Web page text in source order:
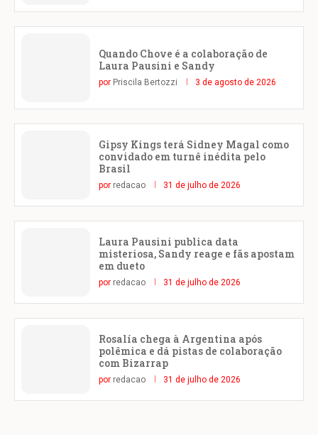
Quando Chove é a colaboração de
Laura Pausini e Sandy
por Priscila Bertozzi 3 de agosto de 2026
Gipsy Kings terá Sidney Magal como
convidado em turnê inédita pelo
Brasil
por redacao 31 de julho de 2026
Laura Pausini publica data
misteriosa, Sandy reage e fãs apostam
em dueto
por redacao 31 de julho de 2026
Rosalía chega à Argentina após
polêmica e dá pistas de colaboração
com Bizarrap
por redacao 31 de julho de 2026